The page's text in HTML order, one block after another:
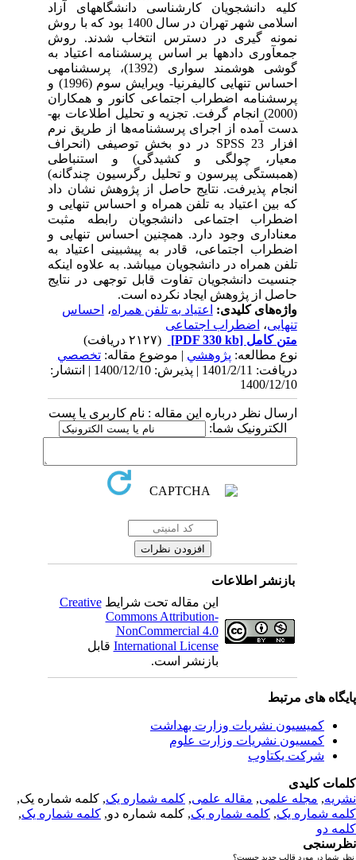
کلیه دانشجویان کارشناسی دانشگاههای آزاد
اسلامیشهر تهران در سال 1400 بود کهبا روش
نمونه گیری در دسترسانتخاب شدند.روش
جمع­آوری داده­ها بر اساس پرسشنامه اعتیاد به
گوشی هوشمند سواری (1392)
، پرسشنامه ی
احساس تنهایی کالیفرنیا- ویرایش سوم (1996) و
پرسشنامه اضطراب اجتماعی کانور و همکاران
گرفت.تجزیه و تحلیل اطلاعات به­
دست آمده از اجرای پرسشنامهها از طریق نرم
افزار
SPSS 23در دو بخش توصیفی (انحراف
معیار، چولگی و کشیدگی) و استنباطی
(همبستگی پیرسون و تحلیل رگرسیون چندگانه)
انجام پذیرفت. نتایج حاصل از پژوهش نشان داد
که بین اعتیاد به تلفن همراهو احساس تنهایی و
اضطراب اجتماعی دانشجویان
رابطه مثبت
معناداری وجود دارد. همچنین احساس تنهایی و
اضطراب اجتماعی، قادر به پیش بینی اعتیاد به
تلفن همراه در دانشجویان می باشد. به علاوه اینکه
جنسیت دانشجویان تفاوت قابل توجهی در نتایج
حاصل از پژوهش ایجاد نکرده است.
واژه‌های کلیدی:اعتیاد به تلفن همراه ،احساس
تنهایی،اضطراب اجتماعی
متن کامل[PDF 330 kb]
نوع مطالعه:پژوهشي| موضوع مقاله:تخصصي
دریافت: 1401/2/11 | پذیرش: 1400/12/10 | انتشار:
1400/12/10
ارسال نظر درباره این مقاله : نام کاربری یا پست
الکترونیک شما:
بازنشر اطلاعات
این مقاله تحت شرایطCreative
Commons Attribution-
NonCommercial 4.0
International Licenseقابل
بازنشر است.
های مرتبط
کمیسیون نشریات وزارت بهداشت
کمسیون نشریات وزارت علوم
شرکت یکتاوب
کلیدی
,مجله علمی, مقاله علمی, کلمه شماره یک, کلمه شماره یک,
شماره یک,کلمه شماره یک, کلمه شماره دو,کلمه شماره یک,
دو
شما در مورد قالب جدید چیست؟